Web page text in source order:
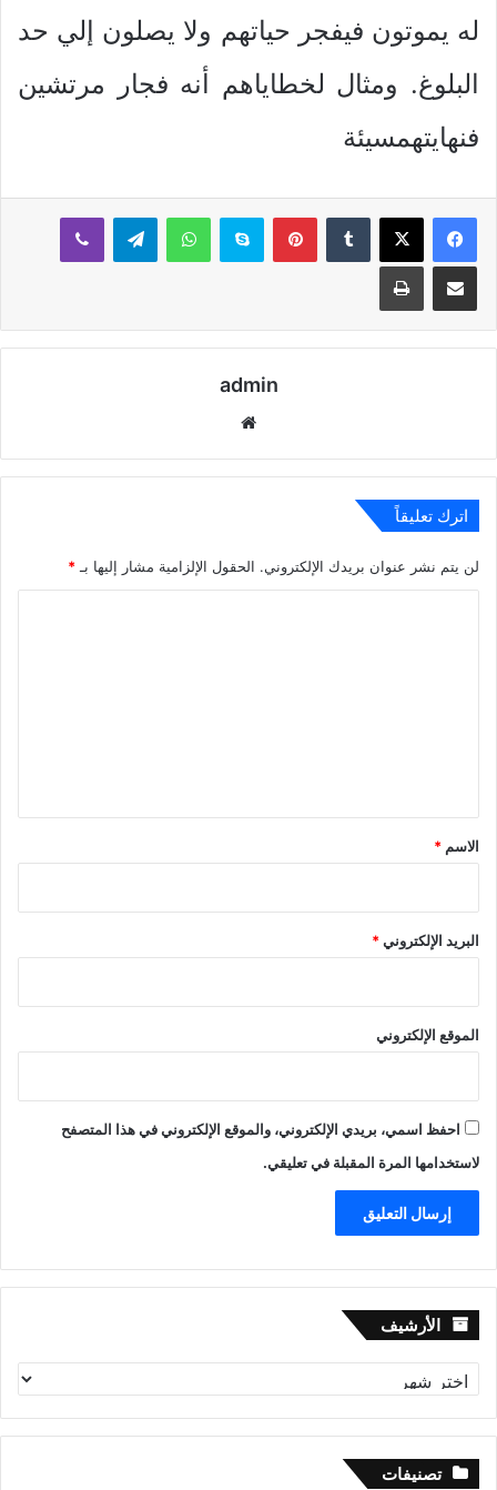
له يموتون فيفجر حياتهم ولا يصلون إلي حد
البلوغ. ومثال لخطاياهم أنه فجار مرتشين
فنهايتهمسيئة
بينتيريستسكايب واتساب تيلقرام ڤايبر
مشاركة عبر البريد طباعة
admin
اترك تعليقاً
لن يتم نشر عنوان بريدك الإلكتروني. الحقول الإلزامية مشار إليها بـ *
*
الاسم *
البريد الإلكتروني*
الموقع الإلكتروني
احفظ اسمي، بريدي الإلكتروني، والموقع الإلكتروني في هذا المتصفح
لاستخدامها المرة المقبلة في تعليقي.
الأرشيف الأرشيف
تصنيفات